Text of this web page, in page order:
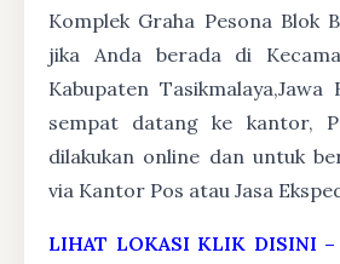
Komplek Graha Pesona Blok
jika Anda berada di
Kabupaten
sempat datang ke kantor,
dilakukan online dan untuk
via Kantor Pos atau Jasa
LIHAT LOKASI KLIK DISINI –